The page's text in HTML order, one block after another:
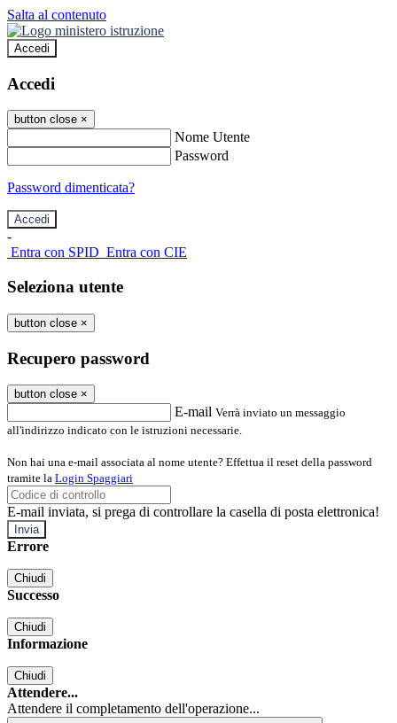
Salta al contenuto
Accedi
Accedi
button close ×
Nome Utente
Password
Password dimenticata?
-
Entra con SPID Entra con CIE
Seleziona utente
button close ×
Recupero password
button close ×
E-mail Verrà inviato un messaggio
all'indirizzo indicato con le istruzioni necessarie.
Non hai una e-mail associata al nome utente? Effettua il reset della password
tramite la Login Spaggiari
E-mail inviata, si prega di controllare la casella di posta elettronica!
Errore
Chiudi
Successo
Chiudi
Informazione
Chiudi
Attendere...
Attendere il completamento dell'operazione...